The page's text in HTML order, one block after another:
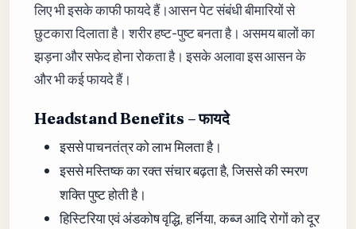
लिए भी इसके काफी फायदे हैं।आसन पेट संबंधी बीमारियों से
छुटकारा दिलाता है। शरीर हष्ट-पुष्ट बनता है। असमय बालों का
झड़ना और सफेद होना रोकता है। इसके अलावा इस आसन के
और भी कई फायदे हैं।
Headstand Benefits – फायदे
इससे पाचनतंत्र को लाभ मिलता है।
इससे मस्तिष्क का रक्त संचार बढ़ता है, जिससे की स्मरण
शक्ति पुष्ट होती है।
हिस्टिरिया एवं अंडकोष वृद्धि, हर्निया, कब्ज आदि रोगों को दूर